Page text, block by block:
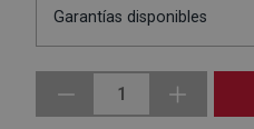
Garantías disponibles
1